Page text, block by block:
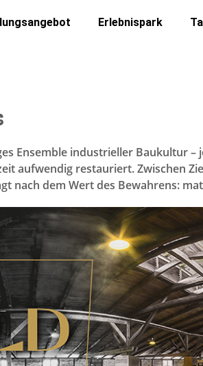
Erlebnispark
Ensemble industrieller Baukultur
aufwendig restauriert. Zwischen
nach dem Wert des Bewahrens: